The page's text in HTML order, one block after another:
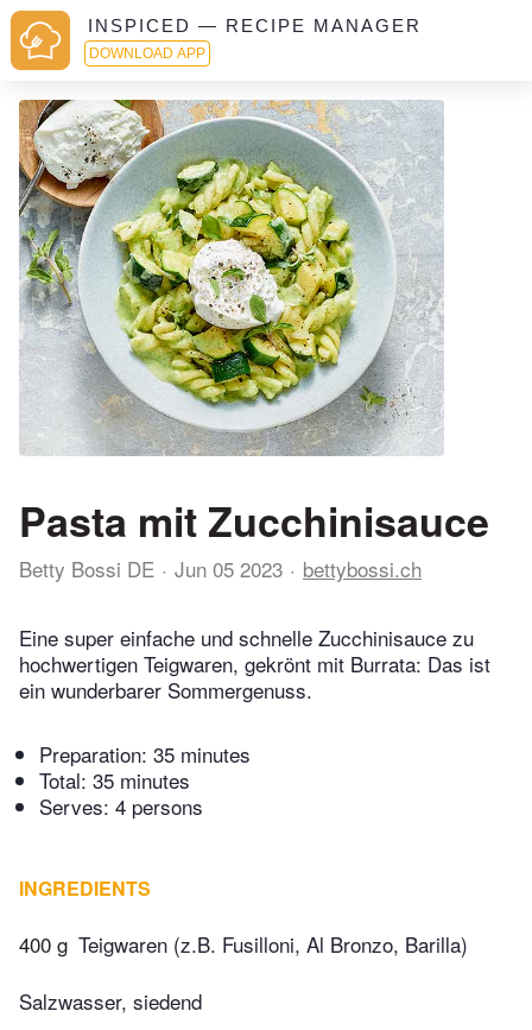
INSPICED — RECIPE MANAGER
DOWNLOAD APP
Pasta mit Zucchinisauce
Betty Bossi DE Jun 05 2023 bettybossi.ch
Eine super einfache und schnelle Zucchinisauce zu
hochwertigen Teigwaren, gekrönt mit Burrata: Das ist
ein wunderbarer Sommergenuss.
Preparation: 35 minutes
Total: 35 minutes
Serves: 4 persons
INGREDIENTS
400 g Teigwaren (z.B. Fusilloni, Al Bronzo, Barilla)
Salzwasser, siedend